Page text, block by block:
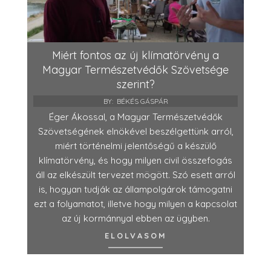
Miért fontos az új klímatörvény a
Magyar Természetvédők Szövetsége
szerint?
BY: BÉKÉS GÁSPÁR
Éger Ákossal, a Magyar Természetvédők
Szövetségének elnökével beszélgettünk arról,
miért történelmi jelentőségű a készülő
klímatörvény, és hogy milyen civil összefogás
áll az elkészült tervezet mögött. Szó esett arról
is, hogyan tudják az állampolgárok támogatni
ezt a folyamatot, illetve hogy milyen a kapcsolat
az új kormánnyal ebben az ügyben.
ELOLVASOM